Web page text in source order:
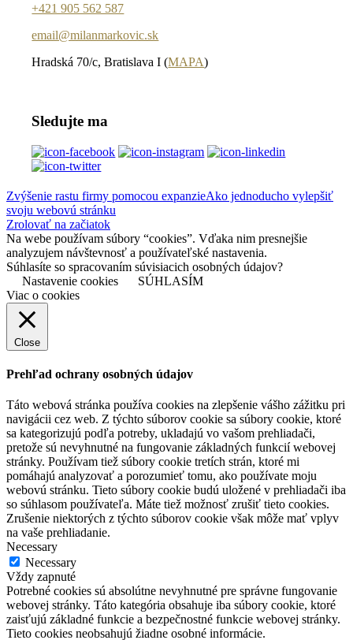
+421 905 562 587
email@milanmarkovic.sk
Hradská 70/c, Bratislava I (MAPA)
Sledujte ma
Zvýšenie rastu firmy pomocou expanzieAko jednoducho vylepšiť
svoju webovú stránku
Zrolovať na začiatok
Na webe používam súbory “cookies”. Vďaka nim presnejšie
analyzujem návštevnosť a používateľské nastavenia.
Súhlasíte so spracovaním súvisiacich osobných údajov?
Nastavenie cookies
SÚHLASÍM
Viac o cookies
Close
Prehľad ochrany osobných údajov
Táto webová stránka používa cookies na zlepšenie vášho zážitku pri
navigácii cez web. Z týchto súborov cookie sa súbory cookie, ktoré
sa kategorizujú podľa potreby, ukladajú vo vašom prehliadači,
pretože sú nevyhnutné na fungovanie základných funkcií webovej
stránky. Používam tiež súbory cookie tretích strán, ktoré mi
pomáhajú analyzovať a porozumieť tomu, ako používate moju
webovú stránku. Tieto súbory cookie budú uložené v prehliadači iba
so súhlasom používateľa. Máte tiež možnosť zrušiť tieto cookies.
Zrušenie niektorých z týchto súborov cookie však môže mať vplyv
na vaše prehliadanie.
Necessary
Necessary
Vždy zapnuté
Potrebné cookies sú absolútne nevyhnutné pre správne fungovanie
webovej stránky. Táto kategória obsahuje iba súbory cookie, ktoré
zaisťujú základné funkcie a bezpečnostné funkcie webovej stránky.
Tieto cookies neobsahujú žiadne osobné informácie.